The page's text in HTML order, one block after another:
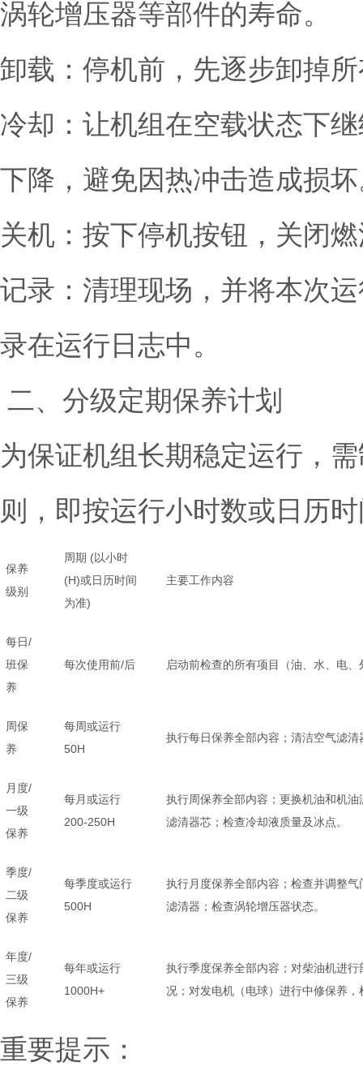
涡轮增压器等部件的寿命。
卸载：停机前，先逐步卸掉
冷却：让机组在空载状态下
下降，避免因热冲击造成损
关机：按下停机按钮，关闭
记录：清理现场，并将本次
录在运行日志中。
二、分级定期保养计划
为保证机组长期稳定运行，
则，即按运行小时数或日历
保养
级别
周期 (以小时
(H)或日历时间
为准)
主要工作内容
每日/
班保
养
每次使用前/后 启动前检查的所有项目（油、水、电、
周保
养
每周或运行
50H
执行每日保养全部内容；清洁空气滤
月度/
一级
保养
每月或运行
200-250H
执行周保养全部内容；更换机油和机
滤清器芯；检查冷却液质量及冰点。
季度/
二级
保养
每季度或运行
500H
执行月度保养全部内容；检查并调整
滤清器；检查涡轮增压器状态。
年度/
三级
保养
每年或运行
1000H+
执行季度保养全部内容；对柴油机进
况；对发电机（电球）进行中修保养
重要提示：